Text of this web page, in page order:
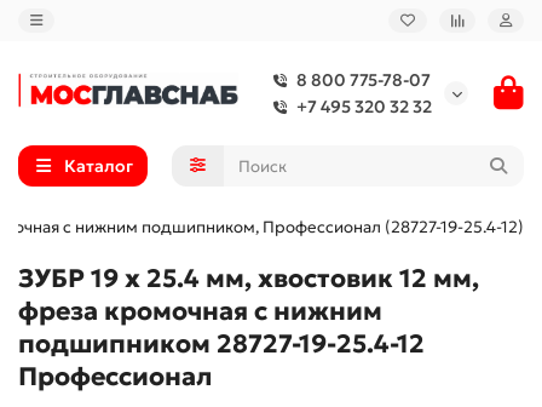
8 800 775-78-07
+7 495 320 32 32
Каталог
с нижним подшипником, Профессионал (28727-19-25.4-12)
ЗУБР 19 x 25.4 мм, хвостовик 12 мм,
фреза кромочная с нижним
подшипником 28727-19-25.4-12
Профессионал